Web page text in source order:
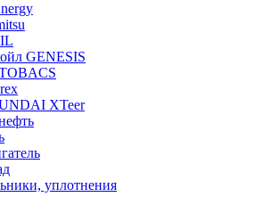
GENESIS
XTeer
уплотнения